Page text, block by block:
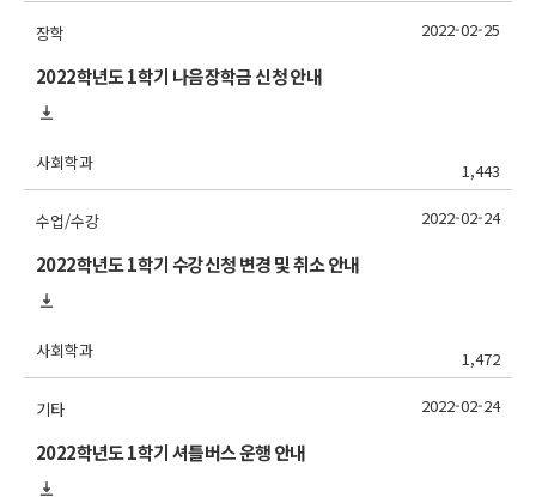
장학
2022학년도 1학기 나음장학금 신청 안내
사회학과 1,443
2022-02-25
수업/수강
2022학년도 1학기 수강신청 변경 및 취소 안내
사회학과 1,472
2022-02-24
기타
2022학년도 1학기 셔틀버스 운행 안내
2022-02-24